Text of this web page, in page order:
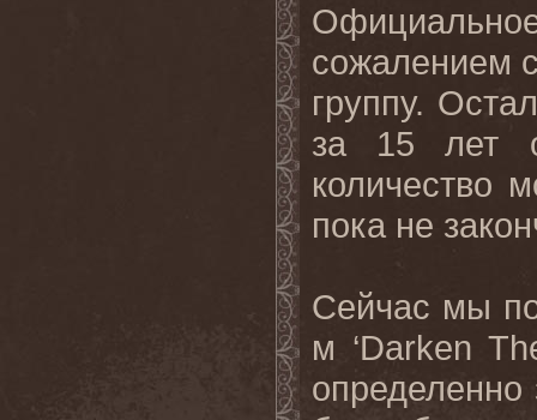
сожалением
группу.
за 15 лет
количество
пока не
Сейчас мы
м ‘Darken
определенно